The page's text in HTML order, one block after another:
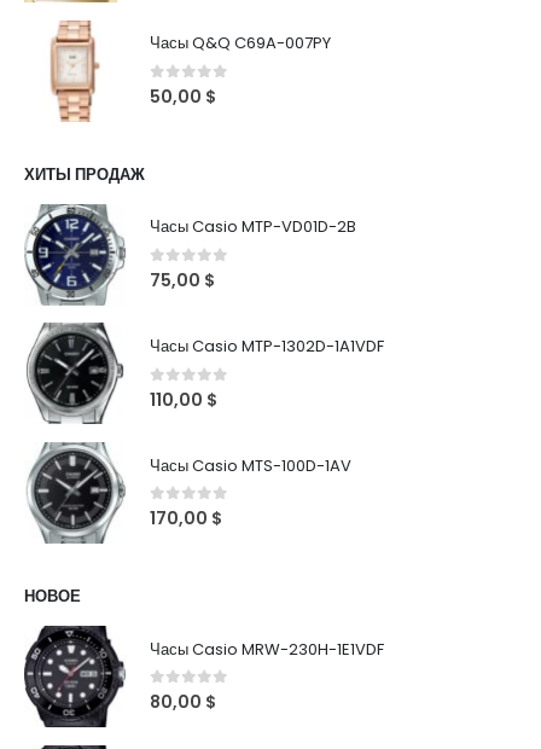
Часы Q&Q C69A-007PY
0out of 5
50,00 $
ХИТЫ ПРОДАЖ
Часы Casio MTP-VD01D-2B
0out of 5
75,00 $
Часы Casio MTP-1302D-1A1VDF
0out of 5
110,00 $
Часы Casio MTS-100D-1AV
0out of 5
170,00 $
НОВОЕ
Часы Casio MRW-230H-1E1VDF
0out of 5
80,00 $